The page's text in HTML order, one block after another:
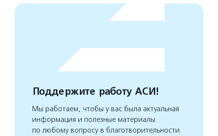
Поддержите работу АСИ!
Мы работаем, чтобы у вас была актуальная
информация и полезные материалы
по любому вопросу в благотворительности.